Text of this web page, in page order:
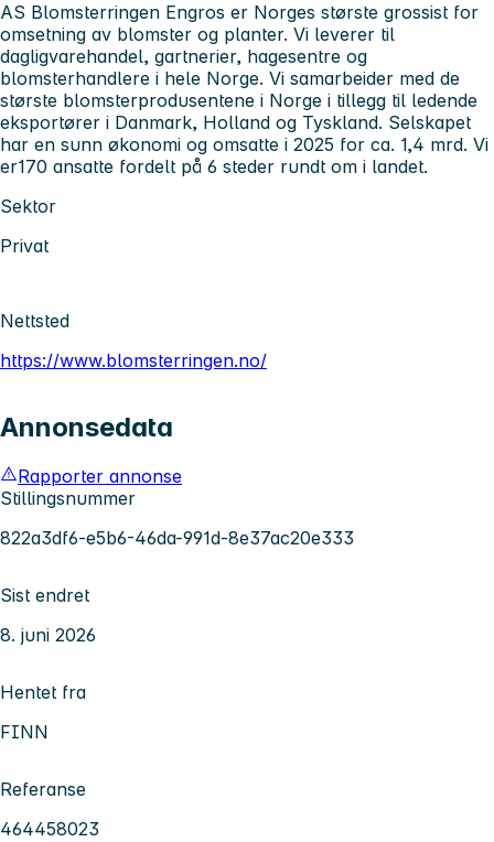
AS Blomsterringen Engros er Norges største grossist for
omsetning av blomster og planter. Vi leverer til
dagligvarehandel, gartnerier, hagesentre og
blomsterhandlere i hele Norge. Vi samarbeider med de
største blomsterprodusentene i Norge i tillegg til ledende
eksportører i Danmark, Holland og Tyskland. Selskapet
har en sunn økonomi og omsatte i 2025 for ca. 1,4 mrd. Vi
er170 ansatte fordelt på 6 steder rundt om i landet.
Sektor
Privat
Nettsted
https://www.blomsterringen.no/
Annonsedata
Rapporter annonse
Stillingsnummer
822a3df6-e5b6-46da-991d-8e37ac20e333
Sist endret
8. juni 2026
Hentet fra
FINN
Referanse
464458023